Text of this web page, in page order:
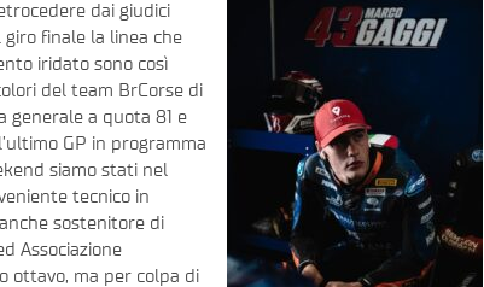
dai giudici
finale la linea che
iridato sono così
del team BrCorse di
generale a quota 81 e
GP in programma
siamo stati nel
tecnico in
sostenitore di
Associazione
ottavo, ma per colpa di